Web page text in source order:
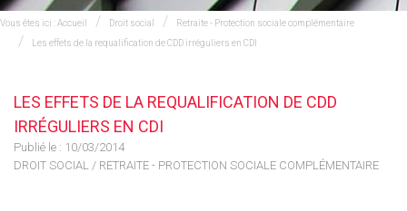
Vous êtes ici :Accueil Droit social
Retraite - Protection sociale complémentaire
Les effets de la requalification de CDD irréguliers en CDI
LES EFFETS DE LA REQUALIFICATION DE CDD
IRRÉGULIERS EN CDI
Publié le : 10/03/2014
DROIT SOCIAL / RETRAITE - PROTECTION SOCIALE COMPLÉMENTAIRE